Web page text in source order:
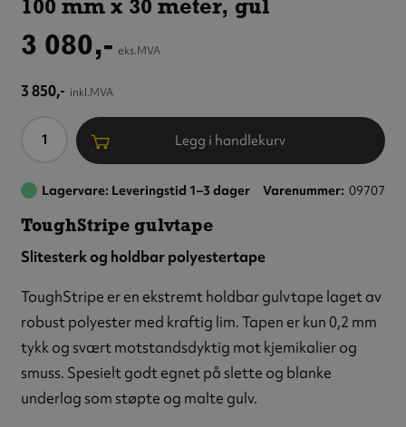
gul
100 mm x 30 meter, gul
3 080,- eks.MVA
3 850,- inkl.MVA
Antall Legg i handlekurv
Lagervare: Leveringstid 1–3 dager Varenummer 09707
ToughStripe gulvtape
Slitesterk og holdbar polyestertape
ToughStripe er en ekstremt holdbar gulvtape laget av
robust polyester med kraftig lim. Tapen er kun 0,2 mm
tykk og svært motstandsdyktig mot kjemikalier og
smuss. Spesielt godt egnet på slette og blanke
underlag som støpte og malte gulv.